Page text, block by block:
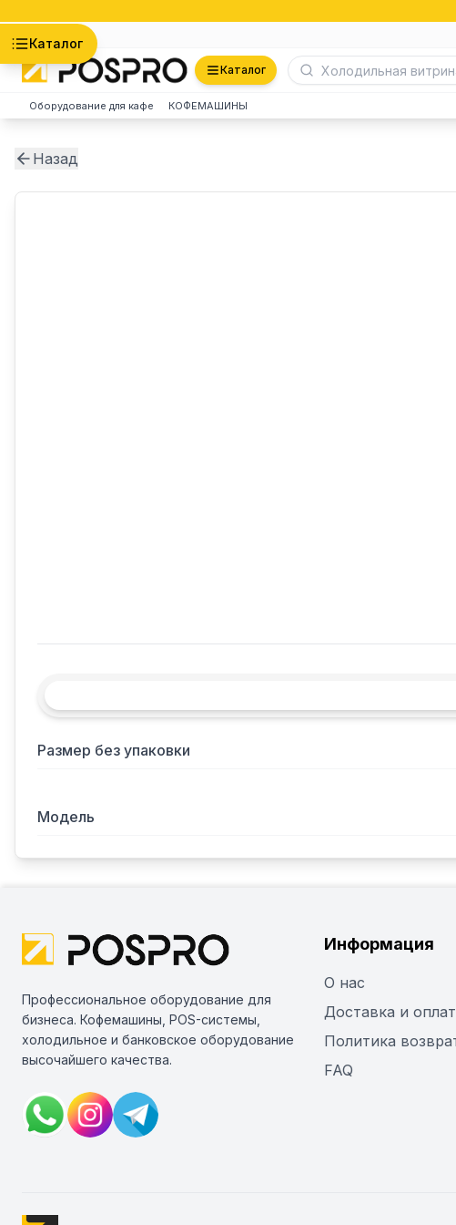
Каталог
Каталог
Оборудование для кафе КОФЕМАШИНЫ
Назад
Размер без упаковки
Модель
Профессиональное оборудование для
бизнеса. Кофемашины, POS-системы,
холодильное и банковское оборудование
высочайшего качества.
Информация
О нас
Доставка и
Политика
FAQ